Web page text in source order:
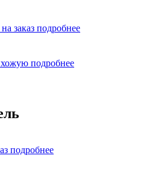
заказ подробнее
подробнее
подробнее